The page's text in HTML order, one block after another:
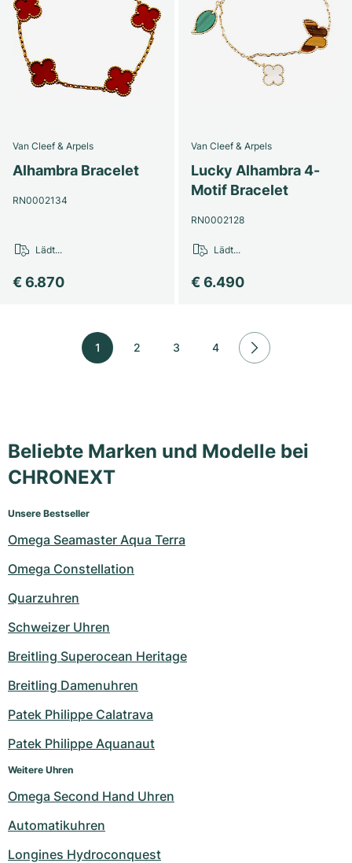
Van Cleef & Arpels
Alhambra Bracelet
RN0002134
€ 6.870
Lädt...
Van Cleef & Arpels
Lucky Alhambra 4-
Motif Bracelet
RN0002128
€ 6.490
Lädt...
1 2 3 4
Beliebte Marken und Modelle bei
CHRONEXT
Unsere Bestseller
Omega Seamaster Aqua Terra
Omega Constellation
Quarzuhren
Schweizer Uhren
Breitling Superocean Heritage
Breitling Damenuhren
Patek Philippe Calatrava
Patek Philippe Aquanaut
Weitere Uhren
Omega Second Hand Uhren
Automatikuhren
Longines Hydroconquest